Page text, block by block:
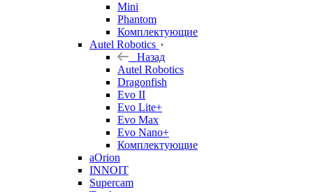
Mini
Phantom
Комплектующие
Autel Robotics
Назад
Autel Robotics
Dragonfish
Evo II
Evo Lite+
Evo Max
Evo Nano+
Комплектующие
aOrion
INNOIT
Supercam